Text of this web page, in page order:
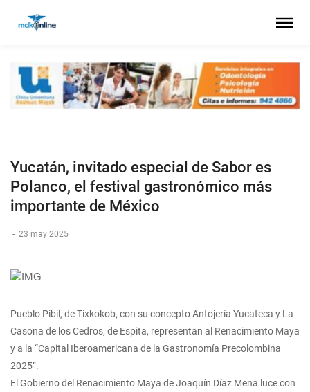
Yucatán, invitado especial de Sabor es
Polanco, el festival gastronómico más
importante de México
- 23 may 2025
Pueblo Pibil, de Tixkokob, con su concepto Antojería Yucateca y La
Casona de los Cedros, de Espita, representan al Renacimiento Maya
y a la “Capital Iberoamericana de la Gastronomía Precolombina
2025”.
El Gobierno del Renacimiento Maya de Joaquín Díaz Mena luce con